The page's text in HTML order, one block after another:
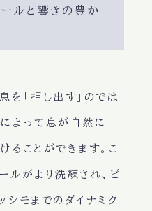
ルと響きの豊か
を「押し出す」のでは
よって息が自然に
ることができます。こ
ルがより洗練され、ピ
シモまでのダイナミク